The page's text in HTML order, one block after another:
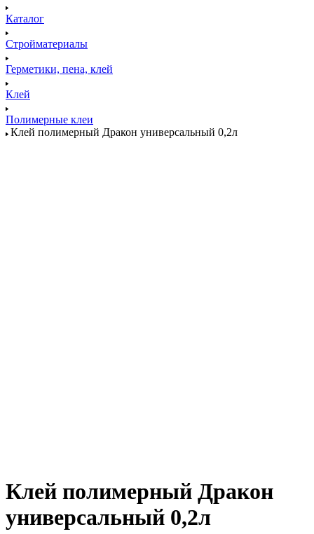
Каталог
Стройматериалы
Герметики, пена, клей
Клей
Полимерные клеи
Клей полимерный Дракон универсальный 0,2л
Клей полимерный Дракон
универсальный 0,2л